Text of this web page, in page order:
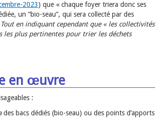
2023) que « chaque foyer triera donc ses
un “bio-seau”, qui sera collecté par des
Tout en indiquant cependant que « les collectivités
plus pertinentes pour trier les déchets
en œuvre
:
des bacs dédiés (bio-seau) ou des points d’apports